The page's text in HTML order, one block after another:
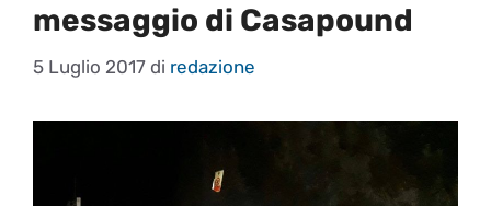
messaggio di Casapound
5 Luglio 2017 di redazione